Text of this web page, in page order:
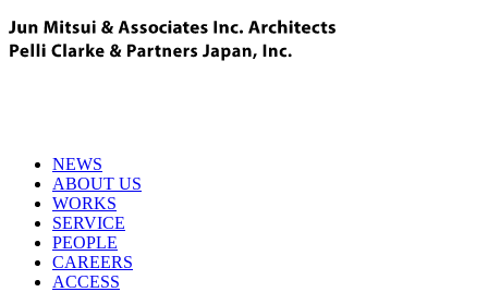
NEWS
ABOUT US
WORKS
SERVICE
PEOPLE
CAREERS
ACCESS